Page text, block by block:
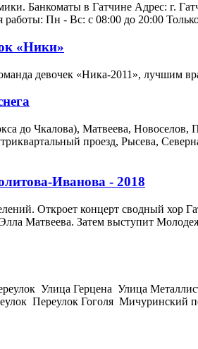
Банкоматы в Гатчине Адрес: г.
Пн - Вс: c 08:00 до 20:00 Только
«Ники»
девочек «Ника-2011», лучшим
до Чкалова), Матвеева, Новоселов,
проезд, Рысева,
Иванова - 2018
Откроет концерт сводный
Матвеева. Затем выступит
Улица Герцена Улица
Переулок Гоголя Мичуринский